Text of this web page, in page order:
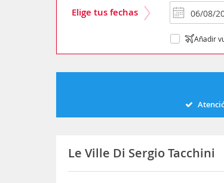
Elige tus fechas
Añadir
Le Ville Di Sergio Tacchini